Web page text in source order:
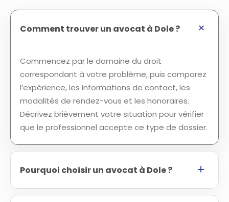
Comment trouver un avocat à Dole ?
Commencez par le domaine du droit
correspondant à votre problème, puis comparez
l’expérience, les informations de contact, les
modalités de rendez-vous et les honoraires.
Décrivez brièvement votre situation pour vérifier
que le professionnel accepte ce type de dossier.
Pourquoi choisir un avocat à Dole ?